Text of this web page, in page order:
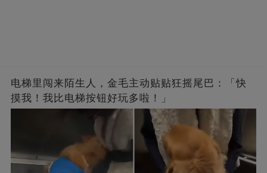
电梯里闯来陌生人，金毛主动贴贴狂摇尾巴：「快
摸我！我比电梯按钮好玩多啦！」